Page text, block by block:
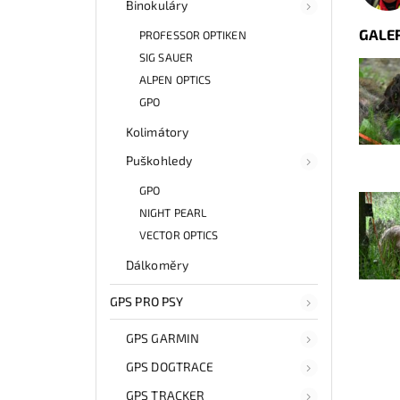
Binokuláry
PROFESSOR OPTIKEN
SIG SAUER
ALPEN OPTICS
GPO
Kolimátory
Puškohledy
GPO
NIGHT PEARL
VECTOR OPTICS
Dálkoměry
GPS PRO PSY
GPS GARMIN
GPS DOGTRACE
GPS TRACKER